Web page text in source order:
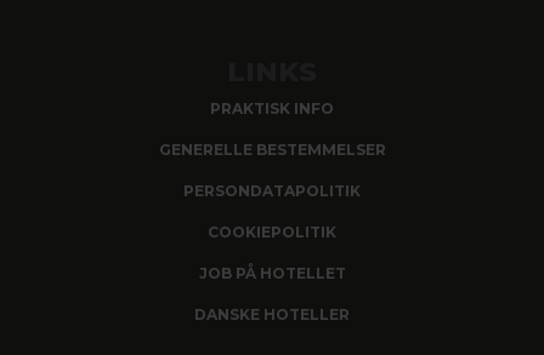
PRAKTISK INFO
GENERELLE BESTEMMELSER
PERSONDATAPOLITIK
COOKIEPOLITIK
JOB PÅ HOTELLET
DANSKE HOTELLER